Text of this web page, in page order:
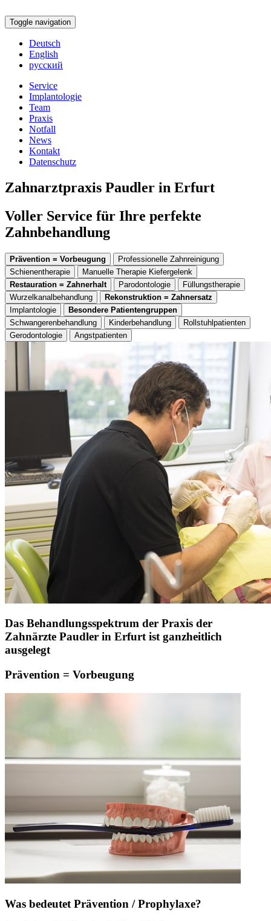
Toggle navigation
Deutsch
English
русский
Service
Implantologie
Team
Praxis
Notfall
News
Kontakt
Datenschutz
Zahnarztpraxis Paudler in Erfurt
Voller Service für Ihre perfekte
Zahnbehandlung
Prävention = Vorbeugung
Professionelle Zahnreinigung
Schienentherapie
Manuelle Therapie Kiefergelenk
Restauration = Zahnerhalt
Parodontologie
Füllungstherapie
Wurzelkanalbehandlung
Rekonstruktion = Zahnersatz
Implantologie
Besondere Patientengruppen
Schwangerenbehandlung
Kinderbehandlung
Rollstuhlpatienten
Gerodontologie
Angstpatienten
Das Behandlungsspektrum der Praxis der
Zahnärzte Paudler in Erfurt ist ganzheitlich
ausgelegt
Prävention = Vorbeugung
Was bedeutet Prävention / Prophylaxe?